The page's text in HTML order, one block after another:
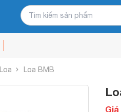
Loa Loa BMB
Giá